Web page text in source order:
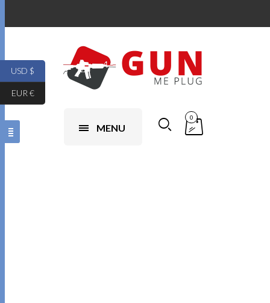
MENU
0
USD $
EUR €